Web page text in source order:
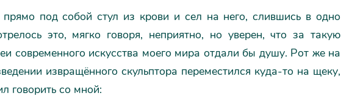
под собой стул из крови и сел на него, слившись в одно
это, мягко говоря, неприятно, но уверен, что за такую
современного искусства моего мира отдали бы душу. Рот же на
извращённого скульптора переместился куда-то на щеку,
говорить со мной: